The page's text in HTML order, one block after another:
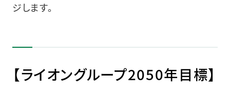
ジします。
【ライオングループ2050年目標】